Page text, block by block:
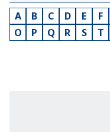
A B C D E F
O
P Q R S T